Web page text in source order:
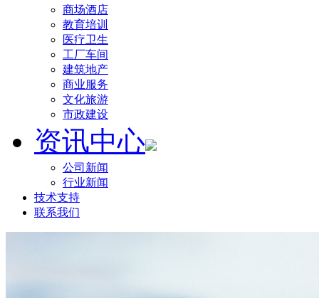
商场酒店
教育培训
医疗卫生
工厂车间
建筑地产
商业服务
文化旅游
市政建设
资讯中心
公司新闻
行业新闻
技术支持
联系我们